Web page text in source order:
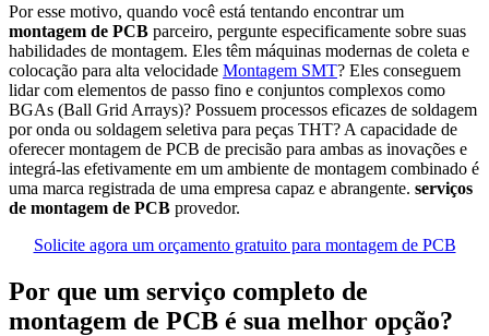
Por esse motivo, quando você está tentando encontrar um
montagem de PCB parceiro, pergunte especificamente sobre suas
habilidades de montagem. Eles têm máquinas modernas de coleta e
colocação para alta velocidade Montagem SMT? Eles conseguem
lidar com elementos de passo fino e conjuntos complexos como
BGAs (Ball Grid Arrays)? Possuem processos eficazes de soldagem
por onda ou soldagem seletiva para peças THT? A capacidade de
oferecer montagem de PCB de precisão para ambas as inovações e
integrá-las efetivamente em um ambiente de montagem combinado é
uma marca registrada de uma empresa capaz e abrangente. serviços
de montagem de PCB provedor.
Solicite agora um orçamento gratuito para montagem de PCB
Por que um serviço completo de
montagem de PCB é sua melhor opção?